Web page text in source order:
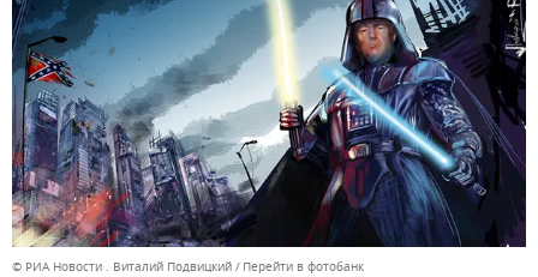
© РИА Новости . Виталий Подвицкий Перейти в фотобанк